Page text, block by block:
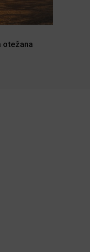
otežana